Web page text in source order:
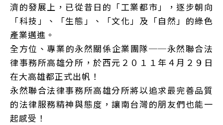
濟的發展上，已從昔日的「工業都市」，逐步朝向
「科技」、「生態」、「文化」及「自然」的綠色
產業邁進。
全方位、專業的永然關係企業團隊──永然聯合法
律事務所高雄分所，於西元２０１１年４月２９日
在大高雄都正式出帆！
永然聯合法律事務所高雄分所將以追求最完善品質
的法律服務精神與態度，讓南台灣的朋友們也能一
起感受！